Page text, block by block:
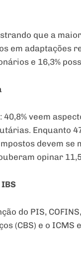
que a
adaptações
e 16,3%
veem
Enquanto
devem se
opinar
do PIS,
(CBS) e o